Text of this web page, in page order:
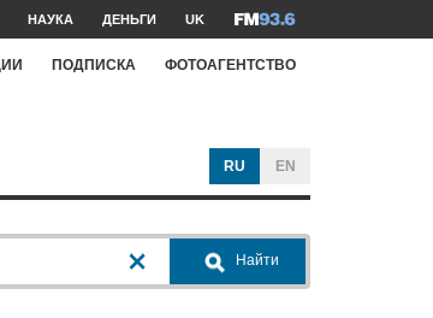
НАУКА ДЕНЬГИ UK
ПОДПИСКА ФОТОАГЕНТСТВО
RU EN
Найти